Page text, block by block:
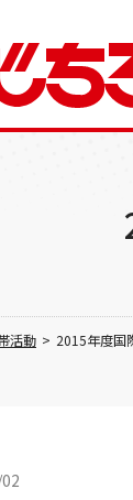
活動 > 2015年度国